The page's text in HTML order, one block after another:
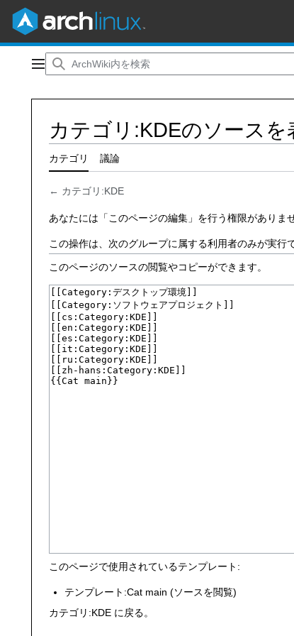
メインメニュー
カテゴリ:KDEのソースを
カテゴリ 議論
← カテゴリ:KDE
あなたには「このページの編集」を行う権限がありま
この操作は、次のグループに属する利用者のみが実行
このページのソースの閲覧やコピーができます。
このページで使用されているテンプレート:
テンプレート:Cat main (ソースを閲覧)
カテゴリ:KDE に戻る。